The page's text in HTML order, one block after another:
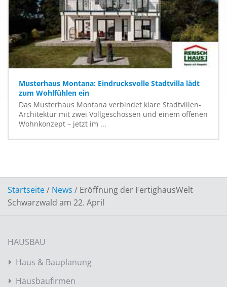
Musterhaus Montana: Eindrucksvolle Stadtvilla lädt
zum Wohlfühlen ein
Das Musterhaus Montana verbindet klare Stadtvillen-
Architektur mit zwei Vollgeschossen und einem offenen
Wohnkonzept – jetzt im ...
Startseite/ News / Eröffnung der FertighausWelt
Schwarzwald am 22. April
HAUSBAU
Haus & Bauplanung
Hausbaufirmen